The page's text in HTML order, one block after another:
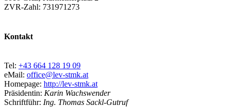
ZVR-Zahl: 731971273
Kontakt
Tel: +43 664 128 19 09
eMail: office@lev-stmk.at
Homepage: http://lev-stmk.at
Präsidentin: Karin Wachswender
Schriftführ: Ing. Thomas Sackl-Gutruf